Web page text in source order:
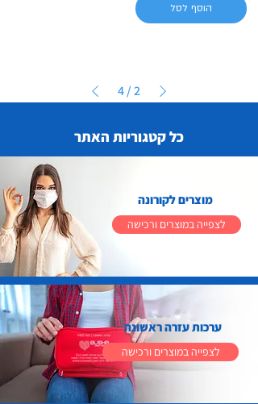
הוסף לסל
2
/
4
כל קטגוריות האתר
מוצרים לקורונה
לצפייה במוצרים ורכישה
ערכות עזרה ראשונה
לצפייה במוצרים ורכישה